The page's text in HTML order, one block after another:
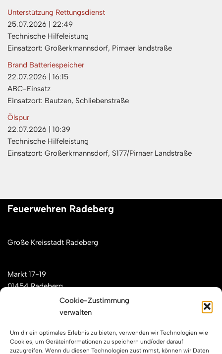
Cookie-Zustimmung
verwalten
Um dir ein optimales Erlebnis zu bieten, verwenden wir Technologien wie
Cookies, um Geräteinformationen zu speichern und/oder darauf
zuzugreifen. Wenn du diesen Technologien zustimmst, können wir Daten
Unterstützung Rettungsdienst
25.07.2026
22:49
Technische Hilfeleistung
Einsatzort: Großerkmannsdorf, Pirnaer landstraße
Brand Batteriespeicher
22.07.2026
16:15
ABC-Einsatz
Einsatzort: Bautzen, Schliebenstraße
Ölspur
22.07.2026
10:39
Technische Hilfeleistung
Einsatzort: Großerkmannsdorf, S177/Pirnaer Landstraße
Feuerwehren Radeberg
Große Kreisstadt Radeberg
Markt 17-19
01454 Radeberg
Mail: kontakt[at]feuerwehren-radeberg.de
Feuerwehren Radeberg im Internet